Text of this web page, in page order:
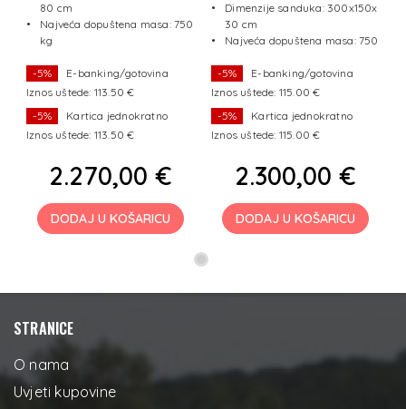
80 cm
Najveća dopuštena masa: 750
kg
-5%
E-banking/gotovina
Iznos uštede: 113.50 €
-5%
Kartica jednokratno
Iznos uštede: 113.50 €
2.270,00 €
DODAJ U KOŠARICU
Dimenzije sanduka: 300x150x
30 cm
Najveća dopuštena masa: 750
-5%
E-banking/gotovina
Iznos uštede: 115.00 €
-5%
Kartica jednokratno
Iznos uštede: 115.00 €
2.300,00 €
DODAJ U KOŠARICU
STRANICE
O nama
Uvjeti kupovine